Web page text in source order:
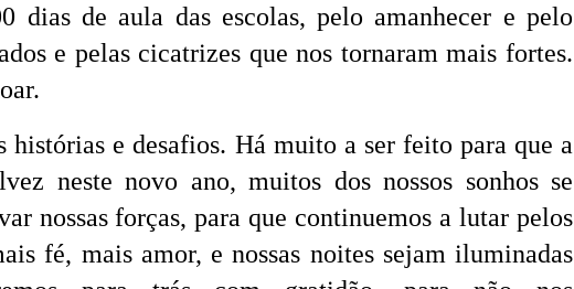
dias de aula das escolas, pelo amanhecer e pelo
e pelas cicatrizes que nos tornaram mais fortes.
histórias e desafios. Há muito a ser feito para que a
neste novo ano, muitos dos nossos sonhos se
nossas forças, para que continuemos a lutar pelos
fé, mais amor, e nossas noites sejam iluminadas